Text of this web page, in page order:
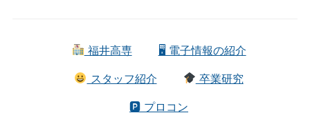
福井高専 🖥 電子情報の紹介
スタッフ紹介 卒業研究
🅿 プロコン